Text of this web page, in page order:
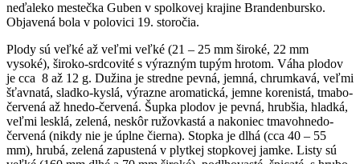
neďaleko mestečka Guben v spolkovej krajine Brandenbursko.
Objavená bola v polovici 19. storočia.
Plody sú veľké až veľmi veľké (21 – 25 mm široké, 22 mm
vysoké), široko-srdcovité s výrazným tupým hrotom. Váha plodov
je cca 8 až 12 g. Dužina je stredne pevná, jemná, chrumkavá, veľmi
šťavnatá, sladko-kyslá, výrazne aromatická, jemne korenistá, tmabo-
červená až hnedo-červená. Šupka plodov je pevná, hrubšia, hladká,
veľmi lesklá, zelená, neskôr ružovkastá a nakoniec tmavohnedo-
červená (nikdy nie je úplne čierna). Stopka je dlhá (cca 40 – 55
mm), hrubá, zelená zapustená v plytkej stopkovej jamke. Listy sú